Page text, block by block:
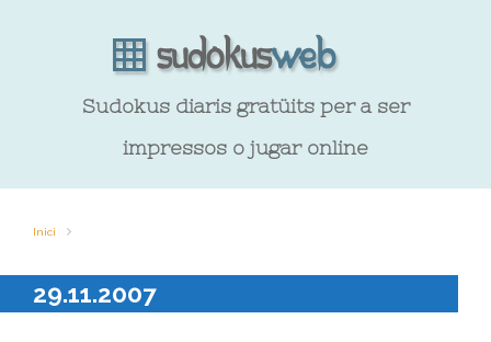
Sudokus diaris gratüits per a ser
impressos o jugar online
Inici
29.11.2007